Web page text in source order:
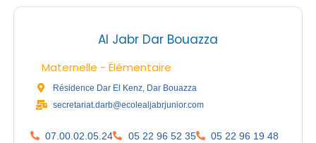
Al Jabr Dar Bouazza
Maternelle - Élémentaire
Résidence Dar El Kenz, Dar Bouazza
secretariat.darb@ecolealjabrjunior.com
07.00.02.05.24 05 22 96 52 35 05 22 96 19 48